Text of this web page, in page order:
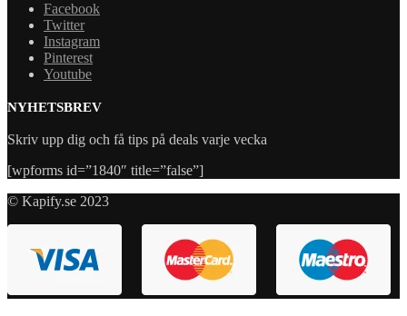
Facebook
Twitter
Instagram
Pinterest
Youtube
NYHETSBREV
Skriv upp dig och få tips på deals varje vecka
[wpforms id=”1840″ title=”false”]
© Kapify.se 2023